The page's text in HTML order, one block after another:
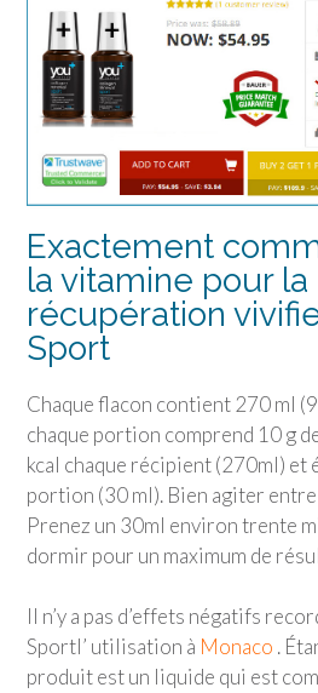
Exactement
la vitamine pour la
récupération
Sport
Chaque flacon contient 270 ml
chaque portion comprend 10 g
kcal chaque récipient (270ml) et
portion (30 ml). Bien agiter
Prenez un 30ml environ trente
dormir pour un maximum de
Il n’y a pas d’effets négatifs
Sportl’ utilisation à Monaco .
produit est un liquide qui est